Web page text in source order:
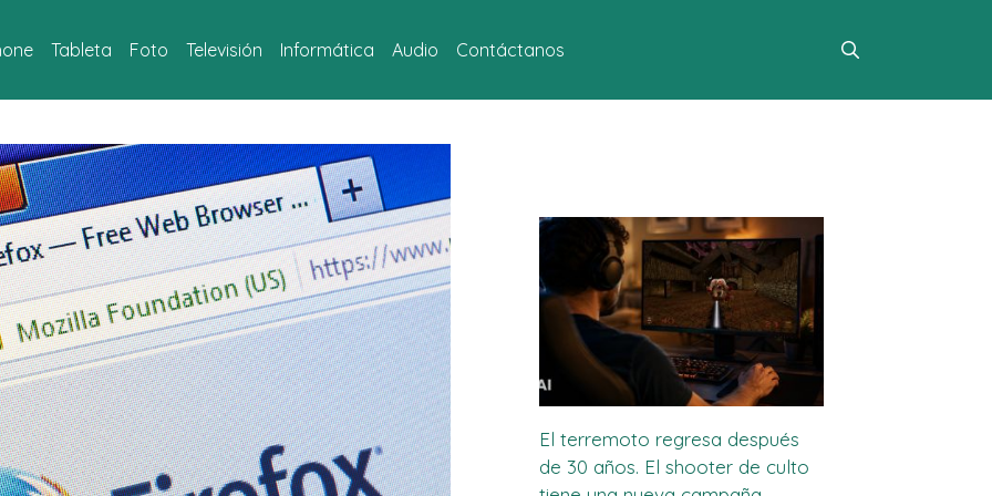
Tableta Foto Televisión Informática Audio Contáctanos
El terremoto regresa después
de 30 años. El shooter de culto